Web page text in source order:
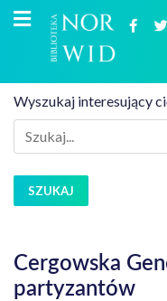
Wyszukaj interesujący
SZUKAJ
Cergowska
partyzantów